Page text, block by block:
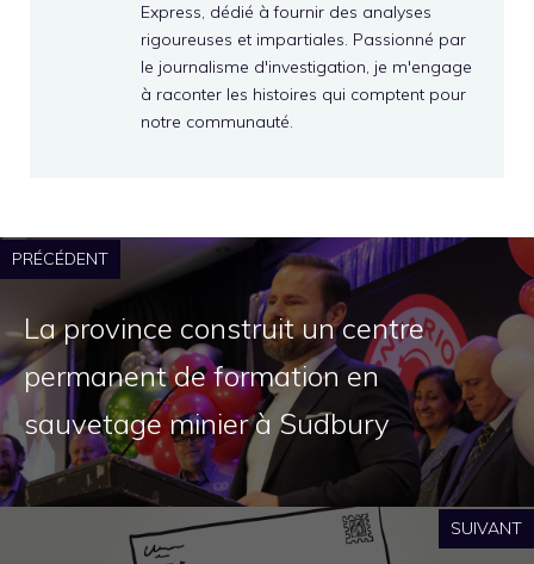
Express, dédié à fournir des analyses
rigoureuses et impartiales. Passionné par
le journalisme d'investigation, je m'engage
à raconter les histoires qui comptent pour
notre communauté.
PRÉCÉDENT
La province construit un centre
permanent de formation en
sauvetage minier à Sudbury
SUIVANT